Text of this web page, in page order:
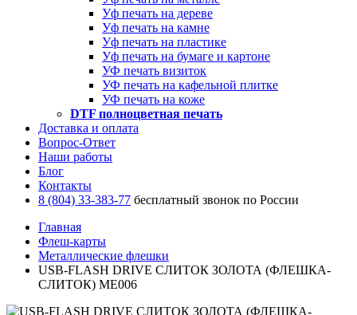
Уф печать на дереве
Уф печать на камне
Уф печать на пластике
Уф печать на бумаге и картоне
УФ печать визиток
УФ печать на кафельной плитке
УФ печать на коже
DTF полноцветная печать
Доставка и оплата
Вопрос-Ответ
Наши работы
Блог
Контакты
8 (804) 33-383-77 бесплатный звонок по России
Главная
Флеш-карты
Металлические флешки
USB-FLASH DRIVE СЛИТОК ЗОЛОТА (ФЛЕШКА-
СЛИТОК) ME006